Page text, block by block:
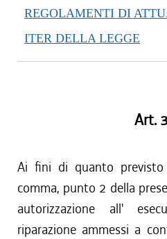
REGOLAMENTI DI
ITER DELLA LEGGE
Art.
Ai fini di quanto
comma, punto 2 della
autorizzazione all'
riparazione ammessi a